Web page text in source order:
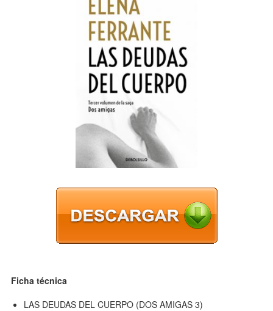
Ficha técnica
LAS DEUDAS DEL CUERPO (DOS AMIGAS 3)